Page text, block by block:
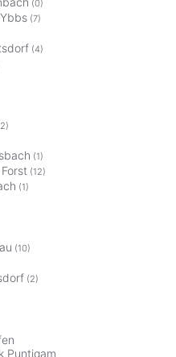
(0)
(7)
(4)
(1)
(12)
(1)
(10)
(2)
Puntigam